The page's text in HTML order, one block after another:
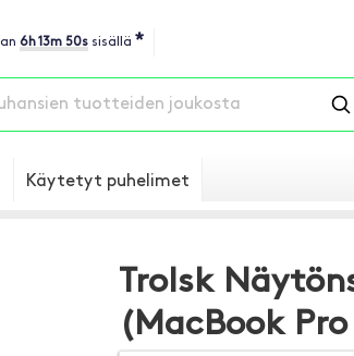
6h 13m 49s sisällä *
Käytetyt puhelimet
Trolsk
(MacBook